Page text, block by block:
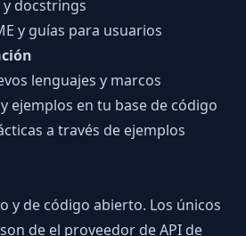
docstrings
y guías para usuarios
lenguajes y marcos
ejemplos en tu base de código
a través de ejemplos
y de código abierto. Los únicos
de el proveedor de API de